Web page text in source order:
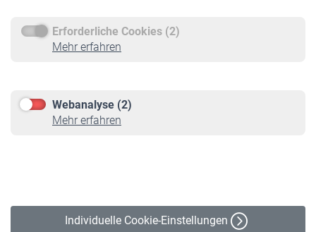
Erforderliche Cookies (2)
Mehr erfahren
Webanalyse (2)
Mehr erfahren
Individuelle Cookie-Einstellungen
Service
Informationen
Online-Rechner
VBLnewsletter
Erklärung zur Barrierefreiheit